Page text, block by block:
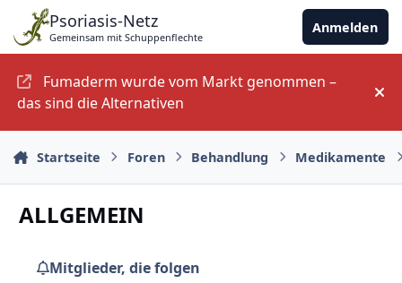
Zu Inhalt springen
Psoriasis-Netz
Gemeinsam mit Schuppenflechte
Anmelden
Fumaderm wurde vom Markt genommen –
das sind die Alternativen
Startseite Foren Behandlung Medikamente
ALLGEMEIN
Mitglieder, die folgen